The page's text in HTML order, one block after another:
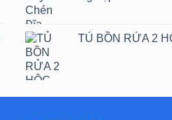
TỦ BỒN RỬA 2